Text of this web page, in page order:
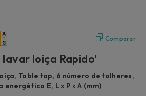
Comparar
lavar loiça Rapido'
Table top, 6 número de talheres,
E, L x P x A (mm)